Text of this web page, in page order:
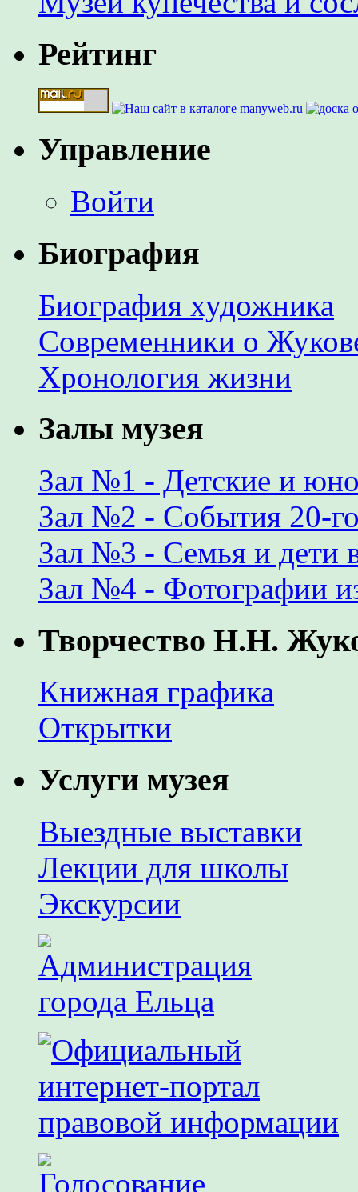
Рейтинг
Управление
Войти
Биография
Биография художника
Современники о
Хронология жизни
Залы музея
Зал №1 - Детские и
Зал №2 - События 20-го
Зал №3 - Семья и дети
Зал №4 - Фотографии
Творчество Н.Н.
Книжная графика
Открытки
Услуги музея
Выездные выставки
Лекции для школы
Экскурсии